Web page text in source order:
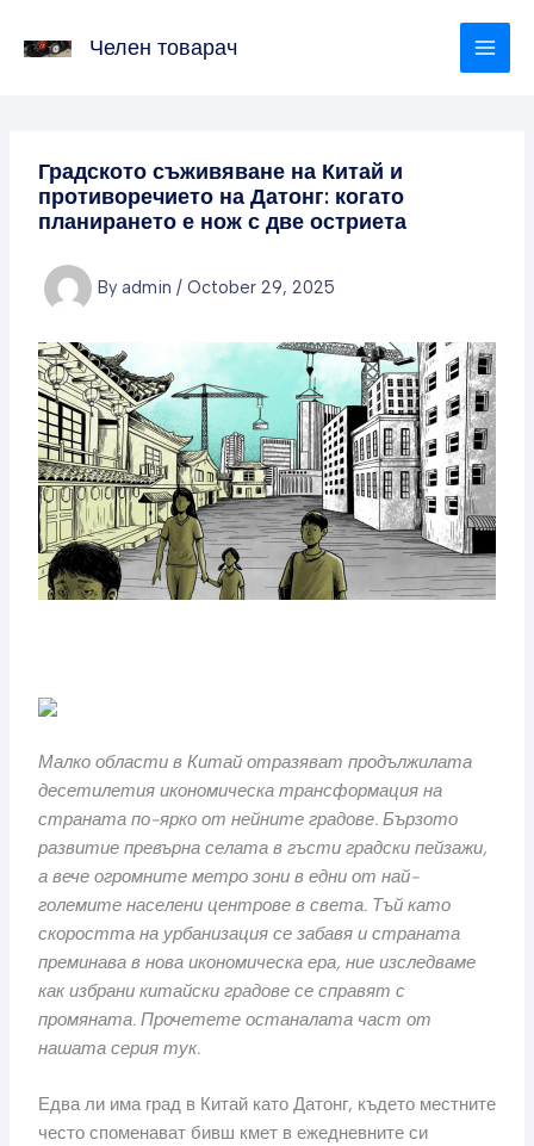
Челен товарач
Градското съживяване на Китай и
противоречието на Датонг: когато
планирането е нож с две остриета
By admin / October 29, 2025
Малко области в Китай отразяват продължилата
десетилетия икономическа трансформация на
страната по-ярко от нейните градове. Бързото
развитие превърна селата в гъсти градски пейзажи,
а вече огромните метро зони в едни от най-
големите населени центрове в света. Тъй като
скоростта на урбанизация се забавя и страната
преминава в нова икономическа ера, ние изследваме
как избрани китайски градове се справят с
промяната. Прочетете останалата част от
нашата серия тук.
Едва ли има град в Китай като Датонг, където местните
често споменават бивш кмет в ежедневните си